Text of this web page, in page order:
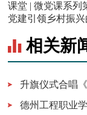
课堂 | 微党课系
党建引领乡村振
相关新